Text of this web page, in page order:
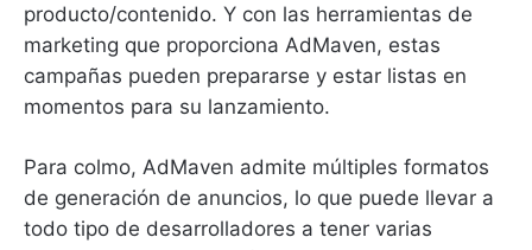
producto/contenido. Y con las herramientas de
marketing que proporciona AdMaven, estas
campañas pueden prepararse y estar listas en
momentos para su lanzamiento.
Para colmo, AdMaven admite múltiples formatos
de generación de anuncios, lo que puede llevar a
todo tipo de desarrolladores a tener varias